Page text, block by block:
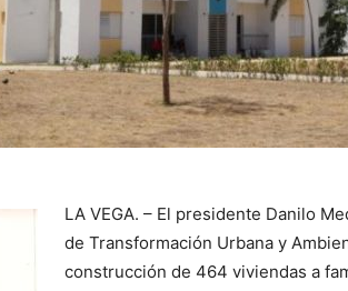
LA VEGA. – El presidente Danilo
de Transformación Urbana y
construcción de 464 viviendas a